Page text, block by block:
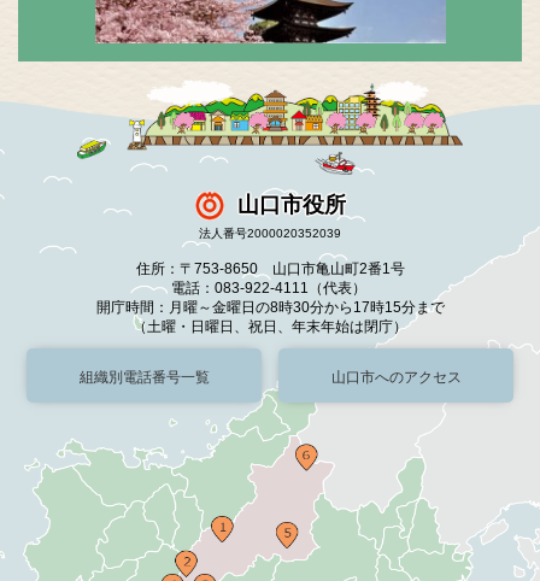
山口市役所
法人番号2000020352039
住所：〒753-8650 山口市亀山町2番1号
電話：083-922-4111（代表）
開庁時間：月曜～金曜日の8時30分から17時15分まで
（土曜・日曜日、祝日、年末年始は閉庁）
組織別電話番号一覧 山口市へのアクセス